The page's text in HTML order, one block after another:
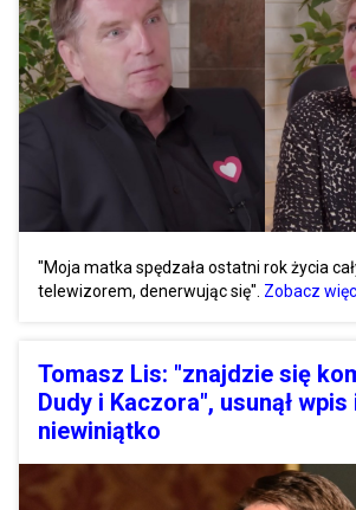
"Moja matka spędzała ostatni rok życia
telewizorem, denerwując się". Zobacz
Tomasz Lis: "znajdzie się
Dudy i Kaczora", usunął wpis
niewiniątko